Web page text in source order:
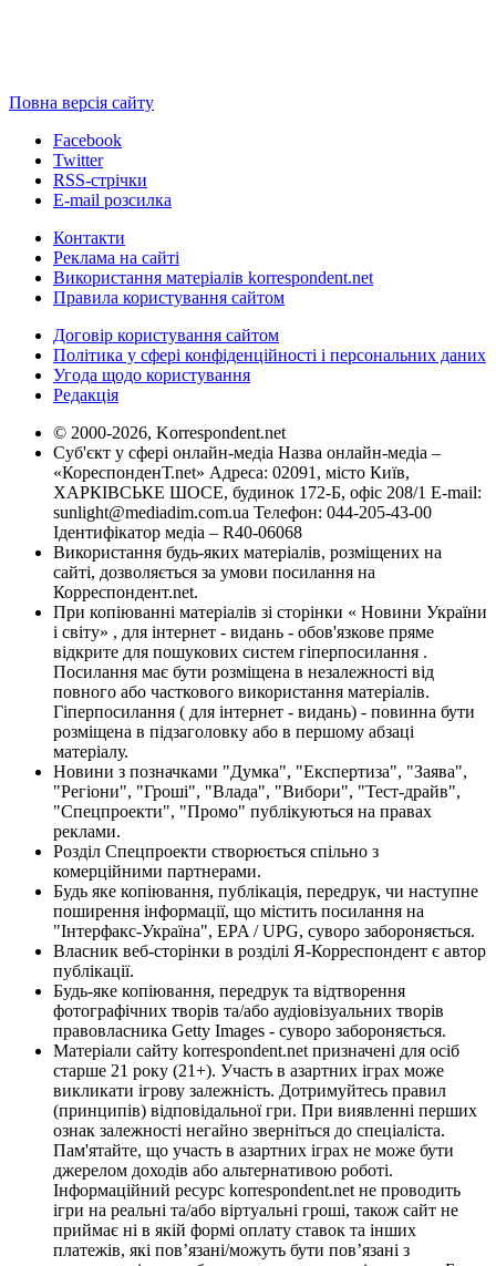
Повна версія сайту
Facebook
Twitter
RSS-стрічки
E-mail розсилка
Контакти
Реклама на сайті
Використання матеріалів korrespondent.net
Правила користування сайтом
Договір користування сайтом
Політика у сфері конфіденційності і персональних даних
Угода щодо користування
Редакція
© 2000-2026, Korrespondent.net
Суб'єкт у сфері онлайн-медіа Назва онлайн-медіа –
«КореспонденТ.net» Адреса: 02091, місто Київ,
ХАРКІВСЬКЕ ШОСЕ, будинок 172-Б, офіс 208/1 E-mail:
sunlight@mediadim.com.ua Телефон: 044-205-43-00
Ідентифікатор медіа – R40-06068
Використання будь-яких матеріалів, розміщених на
сайті, дозволяється за умови посилання на
Корреспондент.net.
При копіюванні матеріалів зі сторінки « Новини України
і світу» , для інтернет - видань - обов'язкове пряме
відкрите для пошукових систем гіперпосилання .
Посилання має бути розміщена в незалежності від
повного або часткового використання матеріалів.
Гіперпосилання ( для інтернет - видань) - повинна бути
розміщена в підзаголовку або в першому абзаці
матеріалу.
Новини з позначками "Думка", "Експертиза", "Заява",
"Регіони", "Гроші", "Влада", "Вибори", "Тест-драйв",
"Спецпроекти", "Промо" публікуються на правах
реклами.
Розділ Спецпроекти створюється спільно з
комерційними партнерами.
Будь яке копіювання, публікація, передрук, чи наступне
поширення інформації, що містить посилання на
"Інтерфакс-Україна", EPA / UPG, суворо забороняється.
Власник веб-сторінки в розділі Я-Корреспондент є автор
публікації.
Будь-яке копіювання, передрук та відтворення
фотографічних творів та/або аудіовізуальних творів
правовласника Getty Images - суворо забороняється.
Матеріали сайту korrespondent.net призначені для осіб
старше 21 року (21+). Участь в азартних іграх може
викликати ігрову залежність. Дотримуйтесь правил
(принципів) відповідальної гри. При виявленні перших
ознак залежності негайно зверніться до спеціаліста.
Пам'ятайте, що участь в азартних іграх не може бути
джерелом доходів або альтернативою роботі.
Інформаційний ресурс korrespondent.net не проводить
ігри на реальні та/або віртуальні гроші, також сайт не
приймає ні в якій формі оплату ставок та інших
платежів, які пов’язані/можуть бути пов’язані з